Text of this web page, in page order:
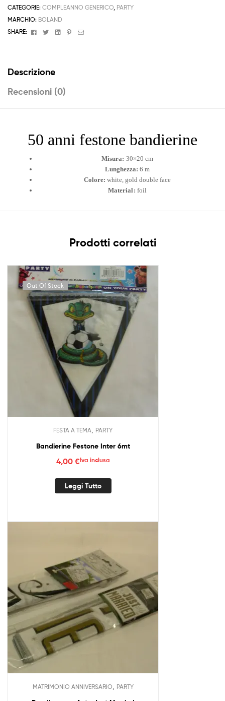
Oro
600cm
quantità
CATEGORIE: COMPLEANNO GENERICO, PARTY
MARCHIO: BOLAND
SHARE:
FacebookTwitterLinkedinPinterest
Email
Descrizione
Recensioni (0)
50 anni festone bandierine
Misura: 30×20 cm
Lunghezza: 6 m
Colore: white, gold double face
Material: foil
Prodotti correlati
Out Of Stock
FESTA A TEMA PARTY
Bandierine Festone Inter 6mt
4,00 €Iva inclusa
Leggi Tutto
MATRIMONIO ANNIVERSARIO PARTY